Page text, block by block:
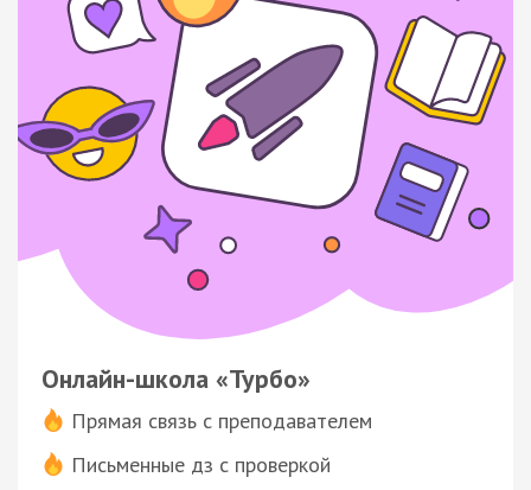
Онлайн-школа «Турбо»
Прямая связь с преподавателем
Письменные дз с проверкой